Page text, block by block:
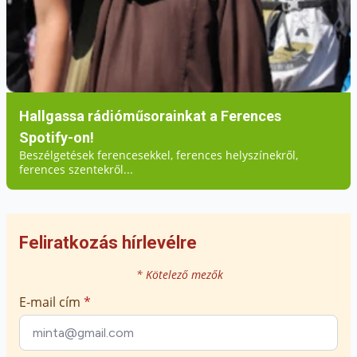
szent, megnyugtatja a tudat, hogy : „…így
szoktuk, ez normális”.
A tiszta fehér ingre rágázoló éretlen
szamárcsikó azt a brutalitást jeleníti meg,
Hallgassa rádióműsorainkat a Ferences
Spotify-on!
Beszélgetések ferencesekkel, ferences helyszínekről,
ferences szentekről...
Feliratkozás hírlevélre
* Kötelező mezők
E-mail cím *